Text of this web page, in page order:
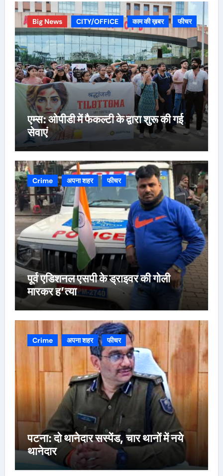
Big News CITY/OFFICE काम की ख़बर फीचर
एम्स: ओपीडी में फैकल्टी के द्वारा शुरू की गई
सेवाएं
Crime अपना शहर फीचर
पूर्व एडिशनल एसपी के ड्राइवर की गोली
मारकर ह’त्या
Crime अपना शहर फीचर
पटना: दो थानेदार सस्पेंड, चार थानों में नये
थानेदार